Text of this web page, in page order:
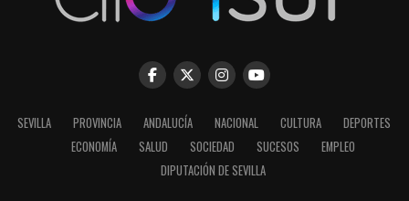
SEVILLA PROVINCIA ANDALUCÍA NACIONAL CULTURA
DEPORTES
ECONOMÍA
SALUD SOCIEDAD SUCESOS
EMPLEO
DIPUTACIÓN DE SEVILLA